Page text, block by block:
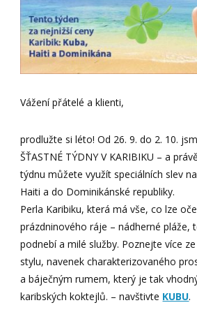
Vážení přátelé a klienti,
prodlužte si léto! Od 26. 9. do 2. 10.
ŠŤASTNÉ TÝDNY V KARIBIKU – a
týdnu můžete využít speciálních slev
Haiti a do Dominikánské republiky.
Perla Karibiku, která má vše, co lze
prázdninového ráje – nádherné pláže,
podnebí a milé služby. Poznejte více
stylu, navenek charakterizovaného
a báječným rumem, který je tak
karibských koktejlů. – navštivte KUBU.